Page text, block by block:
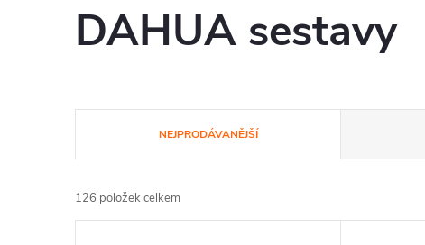
DAHUA sestavy
a
z
NEJPRODÁVANĚJŠÍ
126 položek celkem